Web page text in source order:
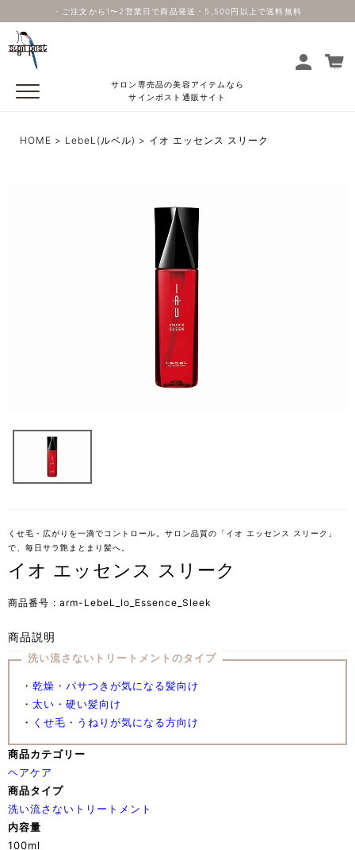
・ご注文から1〜2営業日で商品発送・5,500円以上で送料無料
サロン専売品の美容アイテムなら
サインポスト通販サイト
HOME LebeL(ルベル) イオ エッセンス スリーク
くせ毛・広がりを一滴でコントロール。サロン品質の「イオ エッセンス スリーク」
で、毎日サラ艶まとまり髪へ。
イオ エッセンス スリーク
商品番号 arm-LebeL_Io_Essence_Sleek
商品説明
洗い流さないトリートメントのタイプ
・ 乾燥・パサつきが気になる髪向け
・ 太い・硬い髪向け
・ くせ毛・うねりが気になる方向け
商品カテゴリー
ヘアケア
商品タイプ
洗い流さないトリートメント
内容量
100ml